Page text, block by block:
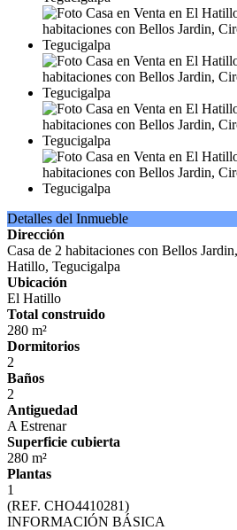
Detalles del Inmueble
Dirección
Casa de 2 habitaciones con Bellos
Hatillo, Tegucigalpa
Ubicación
El Hatillo
Total construido
280 m²
Dormitorios
2
Baños
2
Antiguedad
A Estrenar
Superficie cubierta
280 m²
Plantas
1
(REF. CHO4410281)
INFORMACIÓN BÁSICA